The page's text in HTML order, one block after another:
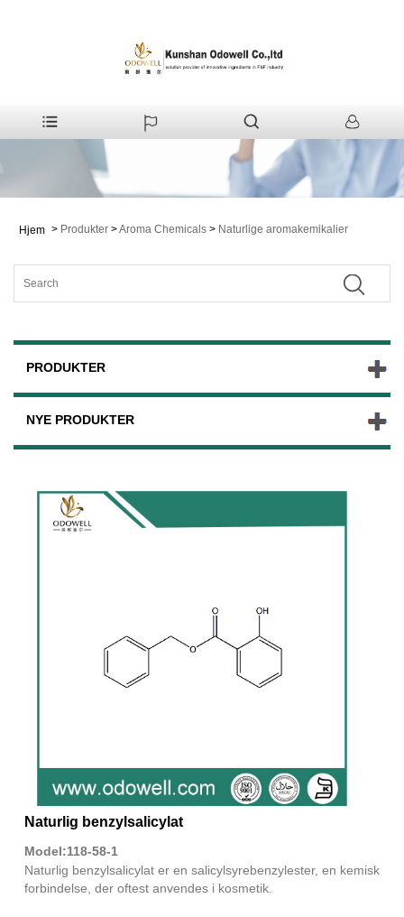
Hjem > Produkter >Aroma Chemicals > Naturlige aromakemikalier
PRODUKTER
NYE PRODUKTER
Naturlig benzylsalicylat
Model:118-58-1
Naturlig benzylsalicylat er en salicylsyrebenzylester, en kemisk
forbindelse, der oftest anvendes i kosmetik.